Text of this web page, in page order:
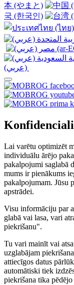
本 (やまと)
국 (한국인)
Lai varētu optimizēt
individuālu ārējo
pakalpojumi saglabā
mums ir pienākums
pakalpojumam. Jūsu
apstrādei.
Visu informāciju par
glabā vai lasa, vari
piekrišanu".
Tu vari mainīt vai
uzglabājam
attiecīgos datus
automātiski tiek
piekrišana tika